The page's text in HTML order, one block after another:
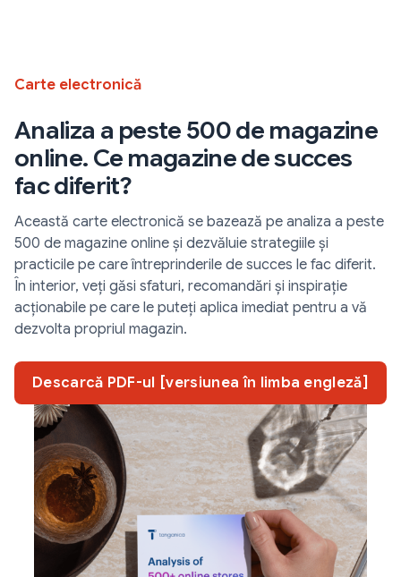
Carte electronică
Analiza a peste 500 de magazine
online. Ce magazine de succes
fac diferit?
Această carte electronică se bazează pe analiza a peste
500 de magazine online și dezvăluie strategiile și
practicile pe care întreprinderile de succes le fac diferit.
În interior, veți găsi sfaturi, recomandări și inspirație
acționabile pe care le puteți aplica imediat pentru a vă
dezvolta propriul magazin.
Descarcă PDF-ul [versiunea în limba engleză]